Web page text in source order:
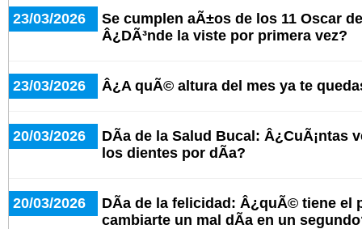
23/03/2026
Se cumplen aÃ±os de los 11 Oscar
Â¿DÃ³nde la viste por primera vez?
23/03/2026 Â¿A quÃ© altura del mes ya te
20/03/2026
DÃ­a de la Salud Bucal: Â¿CuÃ¡ntas
los dientes por dÃ­a?
20/03/2026
DÃ­a de la felicidad: Â¿quÃ© tiene el
cambiarte un mal dÃ­a en un